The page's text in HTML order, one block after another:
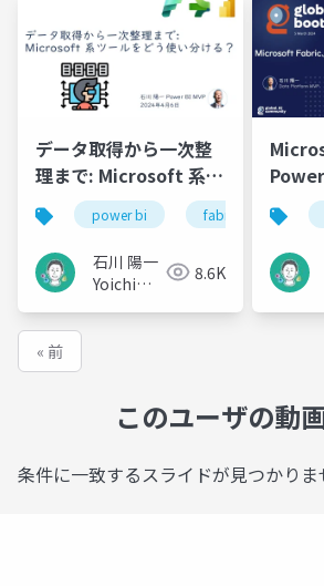
データ取得から一次整
理まで: Microsoft 系ツ
ールをどう使い分け
る？
power bi fabric
石川 陽一
Yoichi
8.6K
« 前
このユーザの動
条件に一致するスライドが見つかりま